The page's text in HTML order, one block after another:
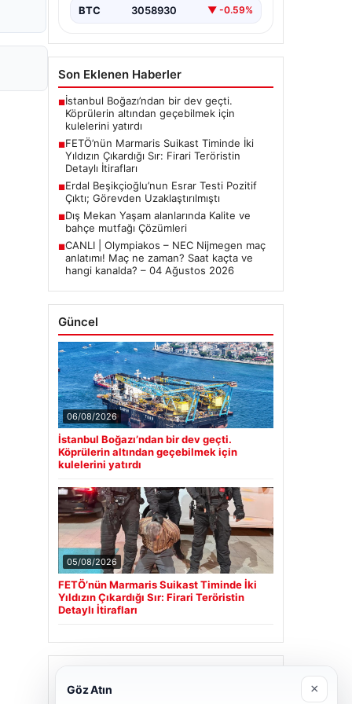
bırakmıyor. Bu girişimin…
BTC 3058930 ▼ -0.59%
Son Eklenen Haberler
■İstanbul Boğazı’ndan bir dev geçti.
Köprülerin altından geçebilmek için
kulelerini yatırdı
■FETÖ’nün Marmaris Suikast Timinde İki
Yıldızın Çıkardığı Sır: Firari Teröristin
Detaylı İtirafları
■Erdal Beşikçioğlu’nun Esrar Testi Pozitif
Çıktı; Görevden Uzaklaştırılmıştı
■Dış Mekan Yaşam alanlarında Kalite ve
bahçe mutfağı Çözümleri
■CANLI | Olympiakos – NEC Nijmegen maç
anlatımı! Maç ne zaman? Saat kaçta ve
hangi kanalda? – 04 Ağustos 2026
Güncel
06/08/2026
İstanbul Boğazı’ndan bir dev geçti.
Köprülerin altından geçebilmek için
kulelerini yatırdı
05/08/2026
FETÖ’nün Marmaris Suikast Timinde İki
Yıldızın Çıkardığı Sır: Firari Teröristin
Detaylı İtirafları
Göz Atın ×